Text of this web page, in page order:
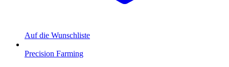
Auf die Wunschliste
Precision Farming